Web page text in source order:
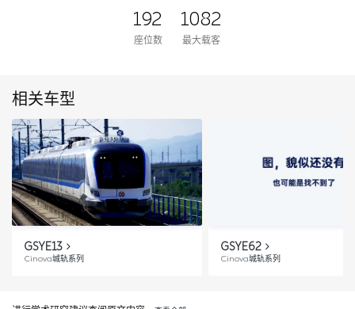
192
座位数
1082
最大载客
相关车型
GSYE13
Cinova城轨系列
GSYE62
Cinova城轨系列